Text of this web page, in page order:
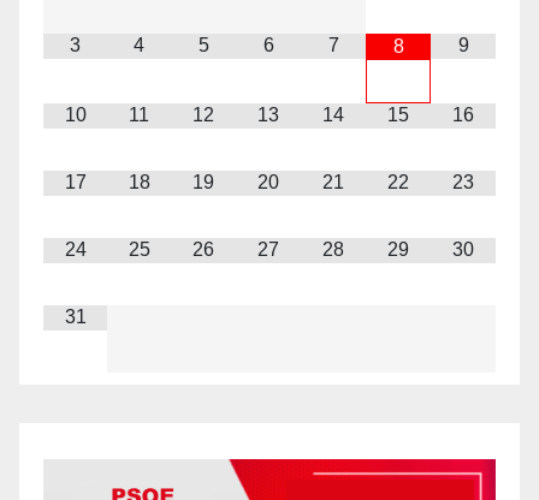
3 4 5 6 7 8 9
10 11 12 13 14 15 16
17 18 19 20 21 22 23
24 25 26 27 28 29 30
31